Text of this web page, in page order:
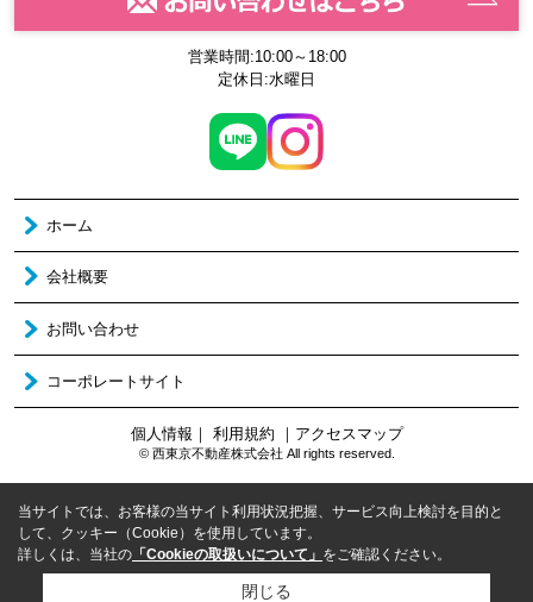
営業時間:10:00～18:00
定休日:水曜日
ホーム
会社概要
お問い合わせ
コーポレートサイト
個人情報 ｜ 利用規約 ｜ アクセスマップ
© 西東京不動産株式会社 All rights reserved.
当サイトでは、お客様の当サイト利用状況把握、サービス向上検討を目的と
して、クッキー（Cookie）を使用しています。
詳しくは、当社の 「Cookieの取扱いについて」 をご確認ください。
閉じる